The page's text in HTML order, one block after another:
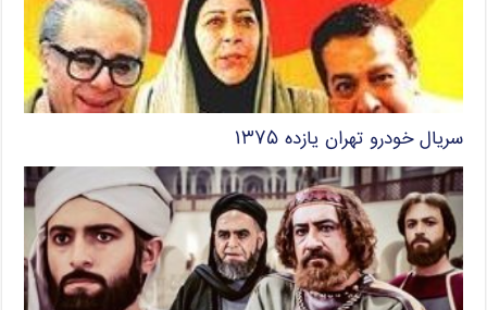
سریال خودرو تهران یازده ۱۳۷۵